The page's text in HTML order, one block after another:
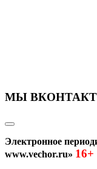
МЫ
Электронное
www.vechor.ru» 16+